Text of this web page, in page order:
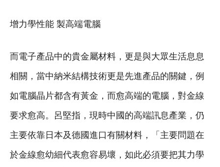
增力學性能 製高端電腦
而電子產品中的貴金屬材料，更是與大眾生活息息
相關，當中納米結構技術更是先進產品的關鍵，例
如電腦晶片都含有黃金，而愈高端的電腦，對金線
要求愈高。呂堅指，現時中國的高端訊息產業，仍
主要依靠日本及德國進口有關材料，「主要問題在
於金線愈幼細代表愈容易壞，如此必須要把其力學